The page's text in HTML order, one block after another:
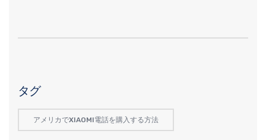
タグ
アメリカでXIAOMI電話を購入する方法